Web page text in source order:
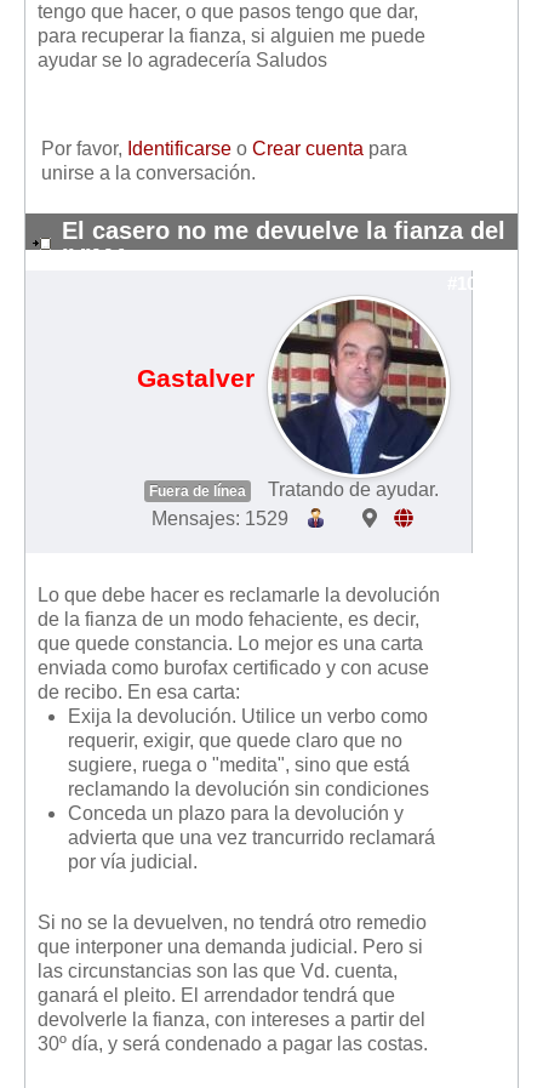
tengo que hacer, o que pasos tengo que dar,
para recuperar la fianza, si alguien me puede
ayudar se lo agradecería Saludos
Por favor, Identificarse o Crear cuenta para
unirse a la conversación.
El casero no me devuelve la fianza del
IVIMA
#10824
Gastalver
Fuera de línea
Tratando de ayudar.
Mensajes: 1529
Lo que debe hacer es reclamarle la devolución
de la fianza de un modo fehaciente, es decir,
que quede constancia. Lo mejor es una carta
enviada como burofax certificado y con acuse
de recibo. En esa carta:
Exija la devolución. Utilice un verbo como
requerir, exigir, que quede claro que no
sugiere, ruega o "medita", sino que está
reclamando la devolución sin condiciones
Conceda un plazo para la devolución y
advierta que una vez trancurrido reclamará
por vía judicial.
Si no se la devuelven, no tendrá otro remedio
que interponer una demanda judicial. Pero si
las circunstancias son las que Vd. cuenta,
ganará el pleito. El arrendador tendrá que
devolverle la fianza, con intereses a partir del
30º día, y será condenado a pagar las costas.